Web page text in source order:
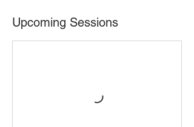
Upcoming Sessions